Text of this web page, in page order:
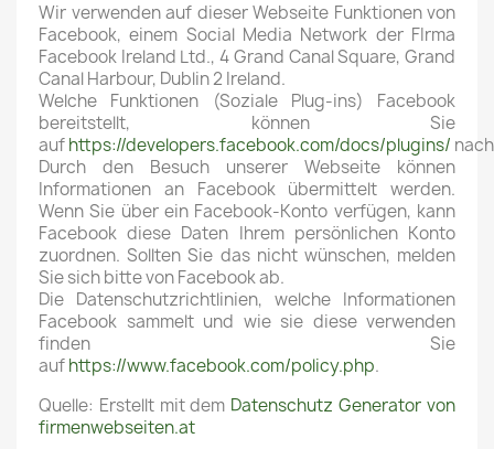
Wir verwenden auf dieser Webseite Funktionen von
Facebook, einem Social Media Network der FIrma
Facebook Ireland Ltd., 4 Grand Canal Square, Grand
Canal Harbour, Dublin 2 Ireland.
Welche Funktionen (Soziale Plug-ins) Facebook
bereitstellt, können Sie
aufhttps://developers.facebook.com/docs/plugins/
Durch den Besuch unserer Webseite können
Informationen an Facebook übermittelt werden.
Wenn Sie über ein Facebook-Konto verfügen, kann
Facebook diese Daten Ihrem persönlichen Konto
zuordnen. Sollten Sie das nicht wünschen, melden
Sie sich bitte von Facebook ab.
Die Datenschutzrichtlinien, welche Informationen
Facebook sammelt und wie sie diese verwenden
finden Sie
aufhttps://www.facebook.com/policy.php.
Quelle: Erstellt mit dem Datenschutz Generator von
firmenwebseiten.at